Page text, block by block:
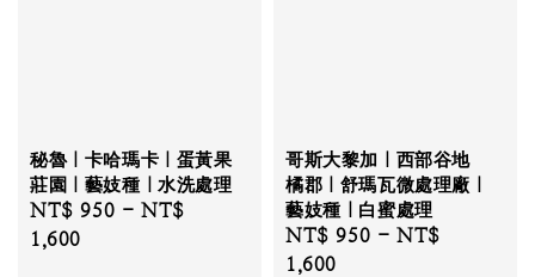
秘魯｜卡哈瑪卡｜蛋黃果
莊園｜藝妓種｜水洗處理
Regular
price
NT$ 950 -NT$
1,600
哥斯大黎加｜西部谷地
橘郡｜舒瑪瓦微處理廠｜
藝妓種｜白蜜處理
Regular
price
NT$ 950 -NT$
1,600